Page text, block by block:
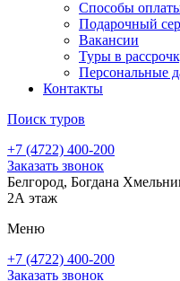
Способы
Подарочный
Вакансии
Туры в
Персональные
Контакты
Поиск туров
+7 (4722) 400-200
Заказать звонок
Белгород, Богдана
2А этаж
Меню
+7 (4722) 400-200
Заказать звонок